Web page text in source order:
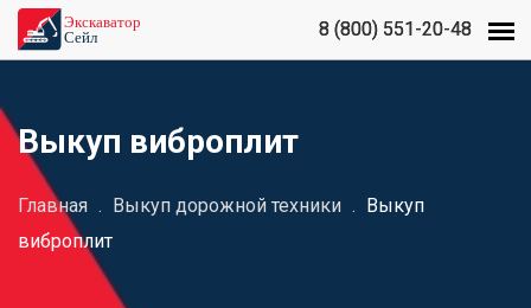
8 (800) 551-20-48
8 (800) 551-20-48
Выкуп виброплит
Главная . Выкуп дорожной техники . Выкуп
виброплит